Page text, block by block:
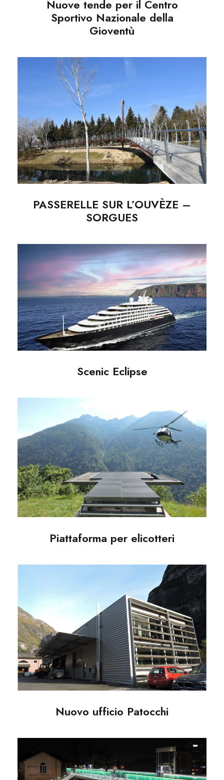
Nuove tende per il Centro
Sportivo Nazionale della
Gioventù
PASSERELLE SUR
L’OUVÈZE – SORGUES
PASSERELLE SUR L’OUVÈZE –
SORGUES
Scenic Eclipse
Scenic Eclipse
Piattaforma per elicotteri
Piattaforma per elicotteri
Nuovo ufficio Patocchi
Nuovo ufficio Patocchi